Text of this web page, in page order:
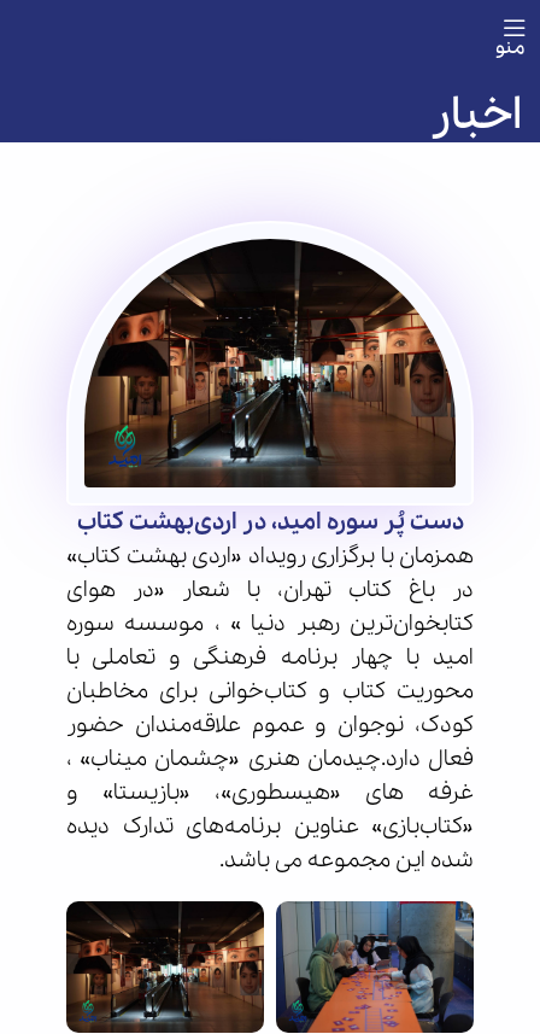
منو
اخبار
دست پُر سوره امید، در اردی‌بهشت کتاب
همزمان با برگزاری رویداد «اردی بهشت کتاب»
در باغ کتاب تهران، با شعار «در هوای
کتابخوان‌ترین رهبر دنیا » ، موسسه سوره
امید با چهار برنامه‌ فرهنگی و تعاملی با
محوریت کتاب و کتاب‌خوانی برای مخاطبان
کودک، نوجوان و عموم علاقه‌مندان حضور
فعال دارد.چیدمان هنری «چشمان میناب» ،
غرفه های «هیسطوری»، «بازیستا» و
«کتاب‌بازی» عناوین برنامه‌های تدارک دیده
شده این مجموعه می باشد.